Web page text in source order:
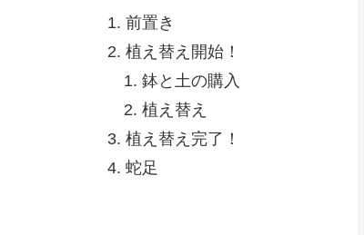
前置き
植え替え開始！
鉢と土の購入
植え替え
植え替え完了！
蛇足